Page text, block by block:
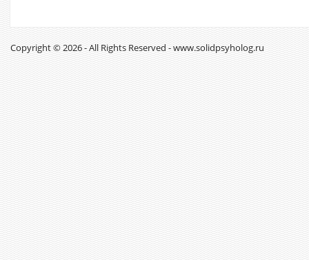
Copyright © 2026 - All Rights Reserved - www.solidpsyholog.ru